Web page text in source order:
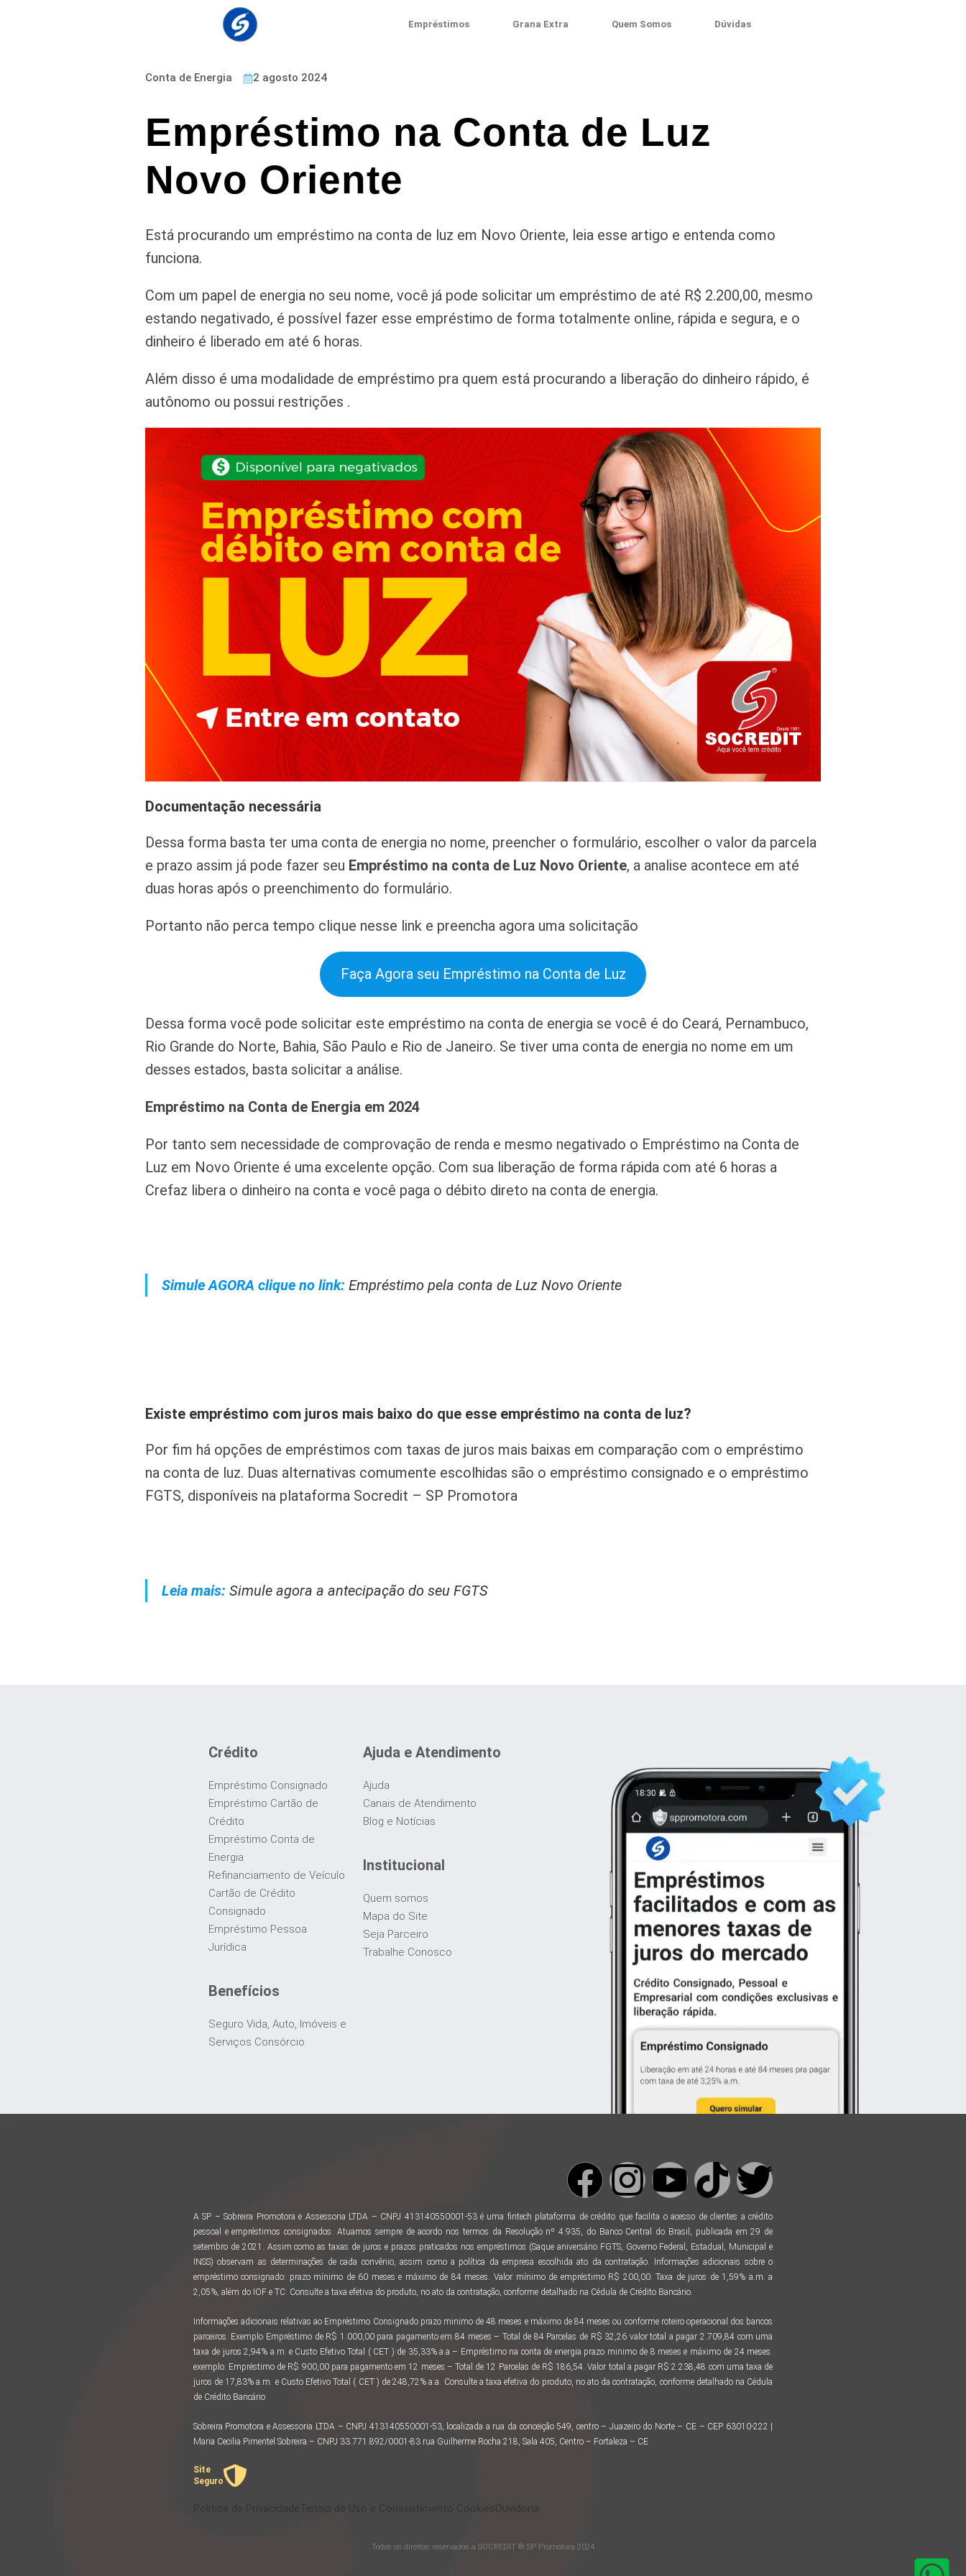
Empréstimos Grana Extra Quem Somos Dúvidas
Conta de Energia 2 agosto 2024
Empréstimo na Conta de Luz
Novo Oriente
Está procurando um empréstimo na conta de luz em Novo Oriente, leia esse artigo e entenda como
funciona.
Com um papel de energia no seu nome, você já pode solicitar um empréstimo de até R$ 2.200,00, mesmo
estando negativado, é possível fazer esse empréstimo de forma totalmente online, rápida e segura, e o
dinheiro é liberado em até 6 horas.
Além disso é uma modalidade de empréstimo pra quem está procurando a liberação do dinheiro rápido, é
autônomo ou possui restrições .
Documentação necessária
Dessa forma basta ter uma conta de energia no nome, preencher o formulário, escolher o valor da parcela
e prazo assim já pode fazer seu Empréstimo na conta de Luz Novo Oriente, a analise acontece em até
duas horas após o preenchimento do formulário.
Portanto não perca tempo clique nesse link e preencha agora uma solicitação
Faça Agora seu Empréstimo na Conta de Luz
Dessa forma você pode solicitar este empréstimo na conta de energia se você é do Ceará, Pernambuco,
Rio Grande do Norte, Bahia, São Paulo e Rio de Janeiro. Se tiver uma conta de energia no nome em um
desses estados, basta solicitar a análise.
Empréstimo na Conta de Energia em 2024
Por tanto sem necessidade de comprovação de renda e mesmo negativado o Empréstimo na Conta de
Luz em Novo Oriente é uma excelente opção. Com sua liberação de forma rápida com até 6 horas a
Crefaz libera o dinheiro na conta e você paga o débito direto na conta de energia.
Simule AGORA clique no link: Empréstimo pela conta de Luz Novo Oriente
Existe empréstimo com juros mais baixo do que esse empréstimo na conta de luz?
Por fim há opções de empréstimos com taxas de juros mais baixas em comparação com o empréstimo
na conta de luz. Duas alternativas comumente escolhidas são o empréstimo consignado e o empréstimo
FGTS, disponíveis na plataforma Socredit – SP Promotora
Leia mais: Simule agora a antecipação do seu FGTS
Crédito
Empréstimo Consignado
Empréstimo Cartão de
Crédito
Empréstimo Conta de
Energia
Refinanciamento de Veículo
Cartão de Crédito
Consignado
Empréstimo Pessoa
Jurídica
Benefícios
Seguro Vida, Auto, Imóveis e
Serviços Consórcio
Ajuda e Atendimento
Ajuda
Canais de Atendimento
Blog e Notícias
Institucional
Quem somos
Mapa do Site
Seja Parceiro
Trabalhe Conosco
A SP – Sobreira Promotora e Assessoria LTDA – CNPJ 413140550001-53 é uma fintech plataforma de crédito que facilita o acesso de clientes a crédito
pessoal e empréstimos consignados. Atuamos sempre de acordo nos termos da Resolução nº 4.935, do Banco Central do Brasil, publicada em 29 de
setembro de 2021. Assim como as taxas de juros e prazos praticados nos empréstimos (Saque aniversário FGTS, Governo Federal, Estadual, Municipal e
INSS) observam as determinações de cada convênio, assim como a política da empresa escolhida ato da contratação. Informações adicionais sobre o
empréstimo consignado: prazo mínimo de 60 meses e máximo de 84 meses. Valor mínimo de empréstimo R$ 200,00. Taxa de juros de 1,59% a.m. a
2,05%, além do IOF e TC. Consulte a taxa efetiva do produto, no ato da contratação, conforme detalhado na Cédula de Crédito Bancário.
Informações adicionais relativas ao Empréstimo Consignado prazo minimo de 48 meses e máximo de 84 meses ou conforme roteiro operacional dos bancos
parceiros. Exemplo Empréstimo de R$ 1.000,00 para pagamento em 84 meses – Total de 84 Parcelas de R$ 32,26 valor total a pagar 2.709,84 com uma
taxa de juros 2,94% a.m. e Custo Efetivo Total ( CET ) de 35,33% a.a – Empréstimo na conta de energia prazo minimo de 8 meses e máximo de 24 meses.
exemplo: Empréstimo de R$ 900,00 para pagamento em 12 meses – Total de 12 Parcelas de R$ 186,54. Valor total a pagar R$ 2.238,48 com uma taxa de
juros de 17,83% a.m. e Custo Efetivo Total ( CET ) de 248,72% a.a. Consulte a taxa efetiva do produto, no ato da contratação, conforme detalhado na Cédula
de Crédito Bancário
Sobreira Promotora e Assessoria LTDA – CNPJ 413140550001-53, localizada a rua da conceição 549, centro – Juazeiro do Norte – CE – CEP 63010-222 |
Maria Cecilia Pimentel Sobreira – CNPJ 33.771.892/0001-83 rua Guilherme Rocha 218, Sala 405, Centro – Fortaleza – CE
Site
Seguro
Termo de Uso e Consentimento CookiesOuvidoria
Todos os direitos reservados a SOCREDIT ® SP Promotora 2024